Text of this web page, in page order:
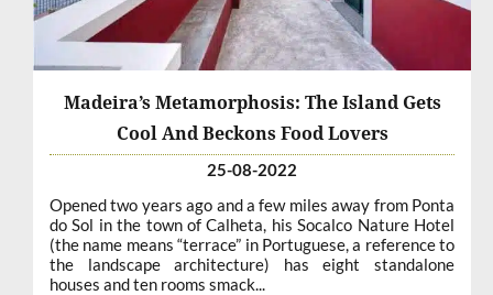
Madeira’s Metamorphosis: The Island Gets
Cool And Beckons Food Lovers
25-08-2022
Opened two years ago and a few miles away from Ponta
do Sol in the town of Calheta, his Socalco Nature Hotel
(the name means “terrace” in Portuguese, a reference to
the landscape architecture) has eight standalone
houses and ten rooms smack...